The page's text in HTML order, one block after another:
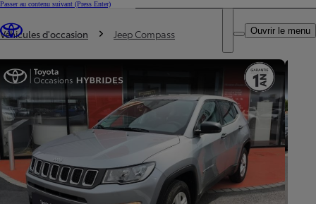
Passer au contenu suivant (Press Enter)
Trouvez un partenaire Toyota
DEALER NAME
Ouvrir le menu
Vous êtes ici
Véhicules d'occasion Jeep Compass